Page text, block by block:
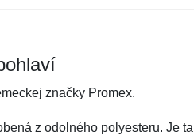
značky Promex.
z odolného polyesteru. Je